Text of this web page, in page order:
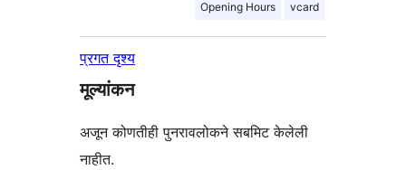
Opening Hours vcard
प्रगत दृश्य
मूल्यांकन
अजून कोणतीही पुनरावलोकने सबमिट केलेली
नाहीत.